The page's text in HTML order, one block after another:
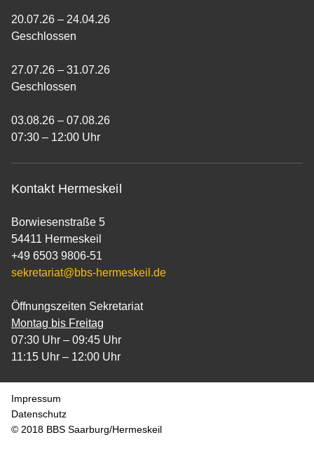
20.07.26 – 24.04.26
Geschlossen
27.07.26 – 31.07.26
Geschlossen
03.08.26 – 07.08.26
07:30 – 12:00 Uhr
Kontakt Hermeskeil
Borwiesenstraße 5
54411 Hermeskeil
+49 6503 9806-51
sekretariat@bbs-hermeskeil.de
Öffnungszeiten Sekretariat
Montag bis Freitag
07:30 Uhr – 09:45 Uhr
11:15 Uhr – 12:00 Uhr
Impressum
Datenschutz
© 2018 BBS Saarburg/Hermeskeil